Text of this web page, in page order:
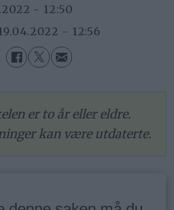
- 12:50
19.04.2022 - 12:56
er to år eller eldre.
kan være utdaterte.